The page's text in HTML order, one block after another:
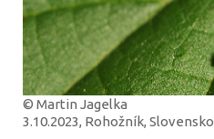
© Martin Jagelka
3.10.2023, Rohožník, Slovensko